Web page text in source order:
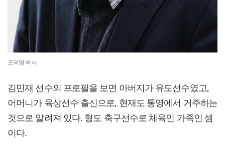
조덕영 박사
김민재 선수의 프로필을 보면 아버지가 유도선수였고,
어머니가 육상선수 출신으로, 현재도 통영에서 거주하는
것으로 알려져 있다. 형도 축구선수로 체육인 가족인 셈
이다.